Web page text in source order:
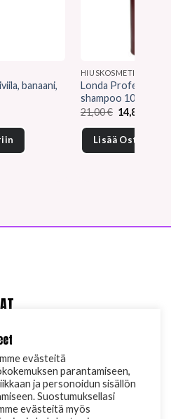
banaani,
HIUSKOSMETIIKKA
Londa Professional
shampoo 1000 ml
21,00€
hinta
oli:
21,00 €.
14,85
Lisää
evästeitä
parantamiseen,
ja personoidun sisällön
Suostumuksellasi
evästeitä myös